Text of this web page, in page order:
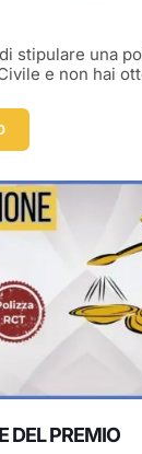
stipulare una
e non hai
DEL PREMIO